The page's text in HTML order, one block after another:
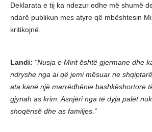
Deklarata e tij ka ndezur edhe më shumë
ndarë publikun mes atyre që mbështesin
kritikojnë.
Landi: “Nusja e Mirit është gjermane dhe
ndryshe nga ai që jemi mësuar ne
ata kanë një marrëdhënie bashkëshortore
gjynah as krim. Asnjëri nga të dyja palët
shoqërisë dhe as familjes.”